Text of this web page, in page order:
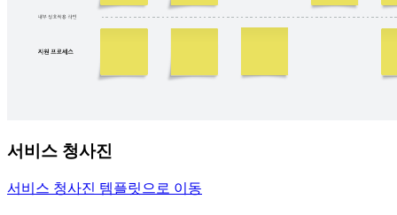
서비스 청사진
서비스 청사진 템플릿으로 이동